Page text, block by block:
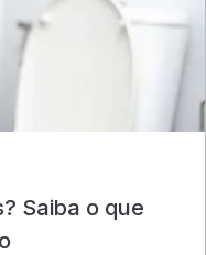
Saiba o que